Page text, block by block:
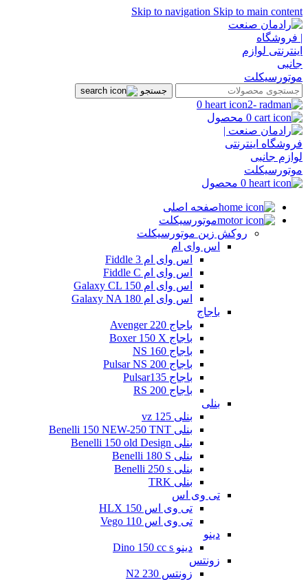
Skip to navigation Skip to main content
جستجو
0
0 محصول
0 محصول
صفحه اصلی
موتورسیکلت
روکش زین موتورسیکلت
اس وای ام
اس وای ام Fiddle 3
اس وای ام Fiddle C
اس وای ام Galaxy CL 150
اس وای ام Galaxy NA 180
باجاج
باجاج Avenger 220
باجاج Boxer 150 X
باجاج NS 160
باجاج Pulsar NS 200
باجاج Pulsar135
باجاج RS 200
بنلی
بنلی 125 vz
بنلی Benelli 150 NEW-250 TNT
بنلی Benelli 150 old Design
بنلی Benelli 180 S
بنلی Benelli 250 s
بنلی TRK
تی وی اس
تی وی اس 150 HLX
تی وی اس Vego 110
دینو
دینو Dino 150 cc s
زونتس
زونتس N2 230